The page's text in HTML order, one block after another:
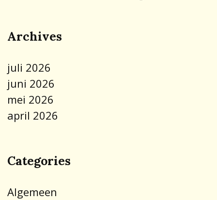
Archives
juli 2026
juni 2026
mei 2026
april 2026
Categories
Algemeen